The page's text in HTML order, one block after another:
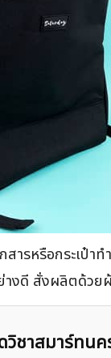
ารหรือกระเป๋
งดี สั่งผลิตด้วย
วิชาสมาร์ทน